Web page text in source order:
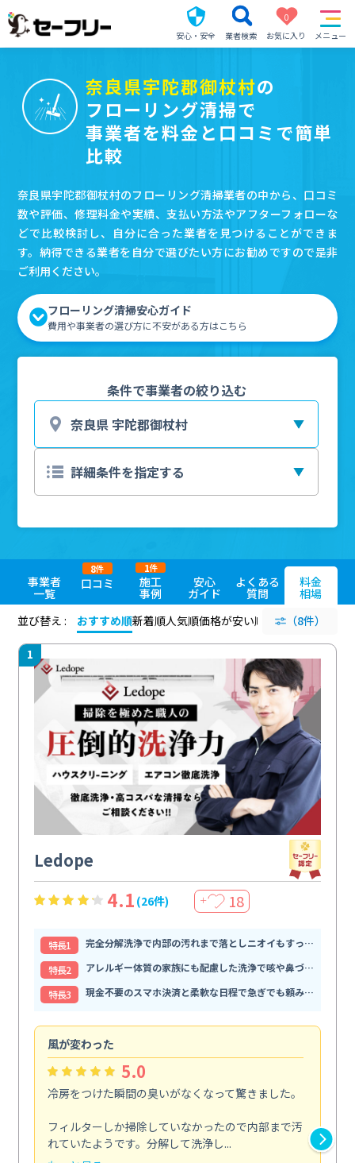
安心・安全 業者検索
0
お気に入り
メニュー
奈良県宇陀郡御杖村の
フローリング清掃で
事業者を料金と口コミで簡単
比較
奈良県宇陀郡御杖村のフローリング清掃業者の中から、口コミ
数や評価、修理料金や実績、支払い方法やアフターフォローな
どで比較検討し、自分に合った業者を見つけることができま
す。納得できる業者を自分で選びたい方にお勧めですので是非
ご利用ください。
フローリング清掃安心ガイド
費用や事業者の選び方に不安がある方はこちら
条件で事業者の絞り込む
事業者
一覧
口コミ
8件
施工
事例
1件
安心
ガイド
よくある
質問
料金
相場
並び替え :
おすすめ順新着順人気順価格が安い順 評価が高い順
（8件）
1
Ledope
4.1 (26件) ＋ 18
特⻑1
完全分解洗浄で内部の汚れまで落としニオイもすっきり解消
特⻑2
アレルギー体質の家族にも配慮した洗浄で咳や鼻づまりが和らぐ
特⻑3
現金不要のスマホ決済と柔軟な日程で急ぎでも頼みやすい
風が変わった
5.0
冷房をつけた瞬間の臭いがなくなって驚きました。
フィルターしか掃除していなかったので内部まで汚
れていたようです。分解して洗浄し...